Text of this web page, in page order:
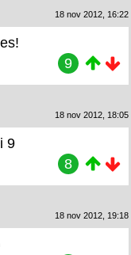
18 nov 2012, 16:22
9
18 nov 2012, 18:05
9
8
18 nov 2012, 19:18